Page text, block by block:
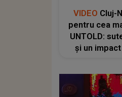
VIDEO Cluj-
pentru cea
UNTOLD:
și un